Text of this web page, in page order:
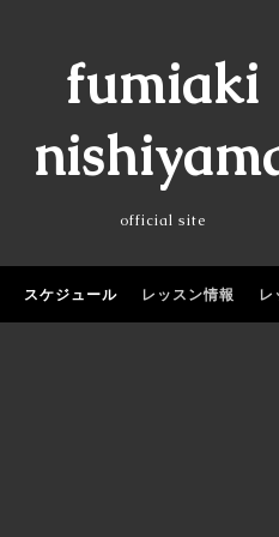
fumiaki
official site
スケジュール レッスン情報 レ